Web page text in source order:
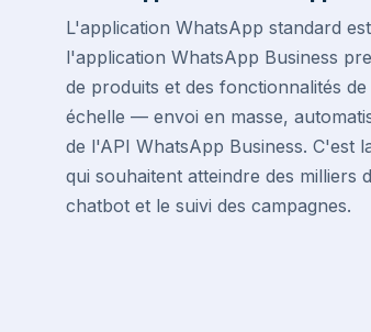
L'application WhatsApp standard
l'application WhatsApp Business
de produits et des fonctionnalités
échelle — envoi en masse,
de l'API WhatsApp Business. C'est
qui souhaitent atteindre des milliers
chatbot et le suivi des campagnes.